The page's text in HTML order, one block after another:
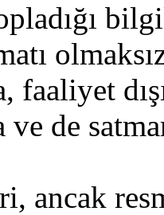
faaliyet
de
ancak